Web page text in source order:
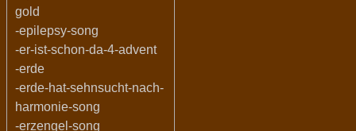
gold
-epilepsy-song
-er-ist-schon-da-4-advent
-erde
-erde-hat-sehnsucht-nach-
harmonie-song
-erzengel-song